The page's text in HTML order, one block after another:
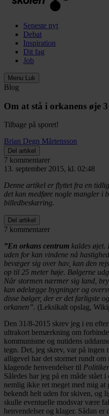
Seneste nyt
Debat
Inspiration
Dit fag
Job
Menu Luk
Blog
Om at stå i orkanens øje 3
Tilbage på sporet!
Brian Degn Mårtensson
Del artikel
7 kommentarer
13. september 2015, kl. 02:48
Denne artikel er flyttet fra en
det kan medføre nogle mangler i
billedbeskæring.
Del artikel
7 kommentarer
”En orkans centrum kaldes øjet.
uden for kan vindene nå
bevæger sig over hav, kan den
op til 25 meter høje. Bølgerne
Når stormen nærmer sig land,
kan ødelægge bygninger og
disse bølger, der er det farligste
orkanen”. (Leksikalt opslag,
Den 31/8-2015 skrev jeg i en
ultrakort bemærkning om
kommunisme og nutidens
tegn. Det, jeg skrev, var på ingen
alligevel har det stormet rundt
klagende henvendelser til
Således har jeg på en måde stået
nemlig ikke ret meget med mig at
bekendt helt uden for skiven, og
skulle eventuelle modsvar være
henvendelser og klager. Sådan er